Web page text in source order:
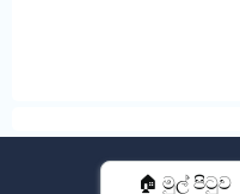
🏠 මුල් පිටුව